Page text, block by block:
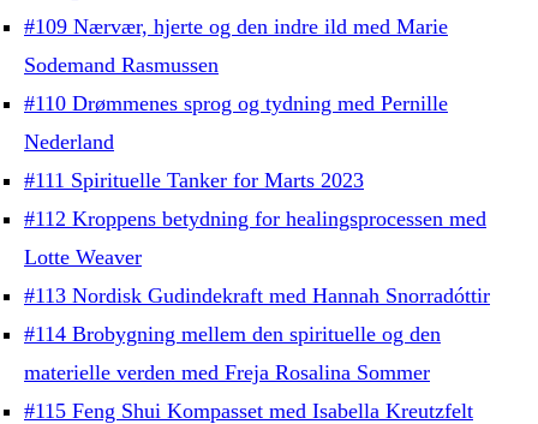
#109 Nærvær, hjerte og den indre ild med Marie
Sodemand Rasmussen
#110 Drømmenes sprog og tydning med Pernille
Nederland
#111 Spirituelle Tanker for Marts 2023
#112 Kroppens betydning for healingsprocessen med
Lotte Weaver
#113 Nordisk Gudindekraft med Hannah Snorradóttir
#114 Brobygning mellem den spirituelle og den
materielle verden med Freja Rosalina Sommer
#115 Feng Shui Kompasset med Isabella Kreutzfelt